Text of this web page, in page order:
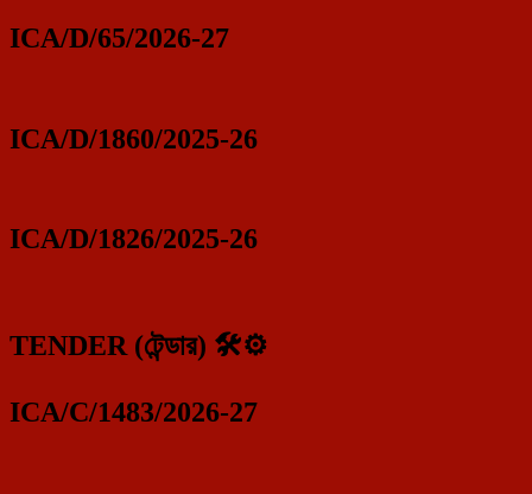
ICA/D/65/2026-27
ICA/D/1860/2025-26
ICA/D/1826/2025-26
TENDER (টেন্ডার) 🛠️⚙️
ICA/C/1483/2026-27